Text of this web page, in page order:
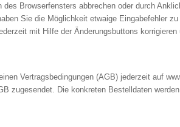
Browserfensters abbrechen oder durch
Sie die Möglichkeit etwaige Eingabefehler
mit Hilfe der Änderungsbuttons korrigieren
Vertragsbedingungen (AGB) jederzeit auf
zugesendet. Die konkreten Bestelldaten